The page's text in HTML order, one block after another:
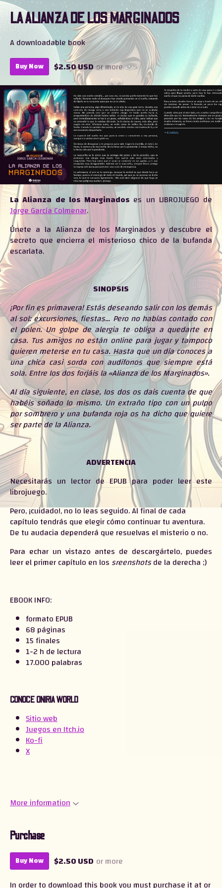
LA ALIANZA DE LOS MARGINADOS
A downloadable book
Buy Now $2.50 USDor more
La Alianza de los Marginados es un LIBROJUEGO de
Jorge García Colmenar.
Únete a la Alianza de los Marginados y descubre el
secreto que encierra el misterioso chico de la bufanda
escarlata.
SINOPSIS
¡Por fin es primavera! Estás deseando salir con los demás
al sol: excursiones, fiestas… Pero no habías contado con
el polen. Un golpe de alergia te obliga a quedarte en
casa. Tus amigos no están online para jugar y tampoco
quieren meterse en tu casa. Hasta que un día conoces a
una chica casi sorda con audífonos que siempre está
sola. Entre los dos forjáis la «Alianza de los Marginados».
Al día siguiente, en clase, los dos os dais cuenta de que
habéis soñado lo mismo. Un extraño tipo con un pulpo
por sombrero y una bufanda roja os ha dicho que quiere
ser parte de la Alianza.
ADVERTENCIA
Necesitarás un lector de EPUB para poder leer este
librojuego.
Pero, ¡cuidado!, no lo leas seguido. Al final de cada
capítulo tendrás que elegir cómo continuar tu aventura.
De tu audacia dependerá que resuelvas el misterio o no.
Para echar un vistazo antes de descargártelo, puedes
leer el primer capítulo en los sreenshotsde la derecha ;)
EBOOK INFO:
formato EPUB
68 páginas
15 finales
1-2 h de lectura
17.000 palabras
CONOCE ONIRIA WORLD
Sitio web
Juegos en Itch.io
Ko-fi
X
More information
Purchase
Buy Now $2.50 USD or more